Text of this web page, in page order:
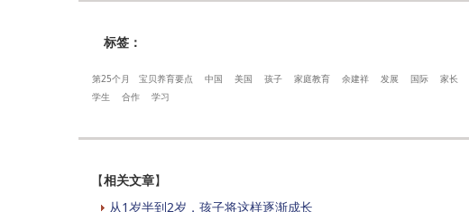
标签：
第25个月 宝贝养育要点 中国 美国 孩子 家庭教育 余建祥 发展 国际 家长
学生
合作 学习
【相关文章】
从1岁半到2岁，孩子将这样逐渐成长